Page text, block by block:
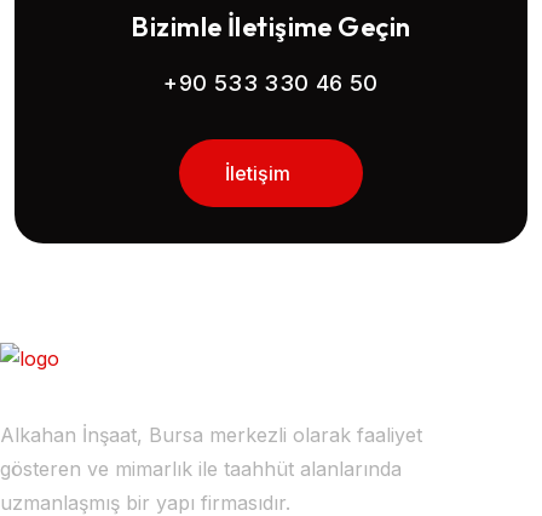
Bizimle İletişime Geçin
+90 533 330 46 50
İletişim
Alkahan İnşaat, Bursa merkezli olarak faaliyet
gösteren ve mimarlık ile taahhüt alanlarında
uzmanlaşmış bir yapı firmasıdır.